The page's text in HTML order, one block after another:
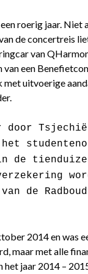
roerig jaar. Niet
de concertreis
van
een
met uitvoerige
door
de
de
2014 en was
maar met alle
het jaar 2014 –